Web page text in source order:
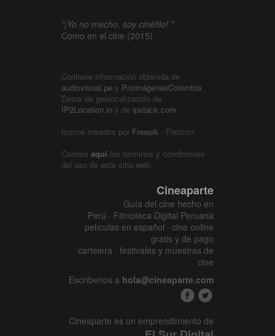
"¡Yo no mecho, soy cinéfilo!."
Como en el cine (2015)
Contiene información obtenida de
audiovisual.pe y ProimágenesColombia
Datos de geolocalización de
IP2Location.io y de ipstack.com
Iconos creados por Freepik - Flaticon
Conoce aquí los términos y condiciones
del uso de este sitio web.
Cineaparte
Guía del cine hecho en
Perú · Filmoteca Digital Peruana
películas en español · cine online
gratis y de pago
cartelera · festivales y muestras de
cine
Escríbenos a hola@cineaparte.com
Cineaparte es un emprendimiento de